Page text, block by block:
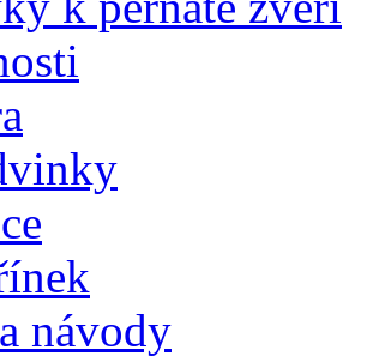
návody